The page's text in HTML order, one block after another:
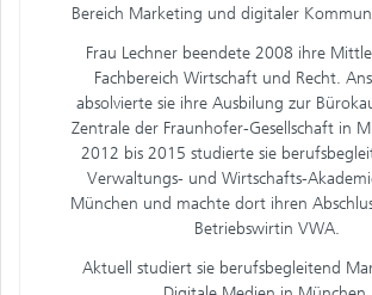
Bereich Marketing und digitaler
Frau Lechner beendete 2008 ihre
Fachbereich Wirtschaft und Recht.
absolvierte sie ihre Ausbilung zur
Zentrale der Fraunhofer-Gesellschaft in
2012 bis 2015 studierte sie
Verwaltungs- und Wirtschafts-
München und machte dort ihren
Betriebswirtin VWA.
Aktuell studiert sie berufsbegleitend